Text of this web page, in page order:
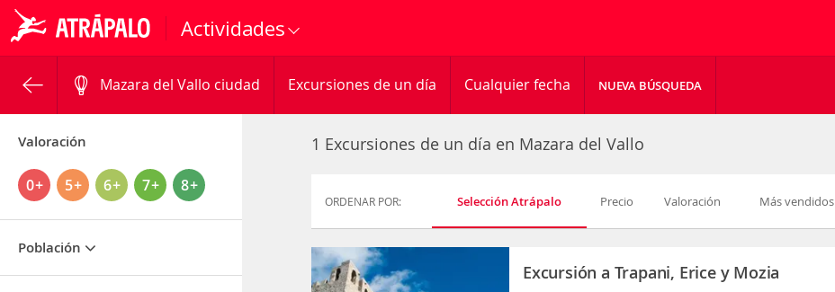
Actividades
Mazara del Vallo ciudad Excursiones de un día Cualquier fecha NUEVA BÚSQUEDA
Valoración
0+ 5+ 6+ 7+ 8+
Población
1 Excursiones de un día en Mazara del Vallo
ORDENAR POR: Selección Atrápalo Precio Valoración Más vendidos
Excursión a Trapani, Erice y Mozia